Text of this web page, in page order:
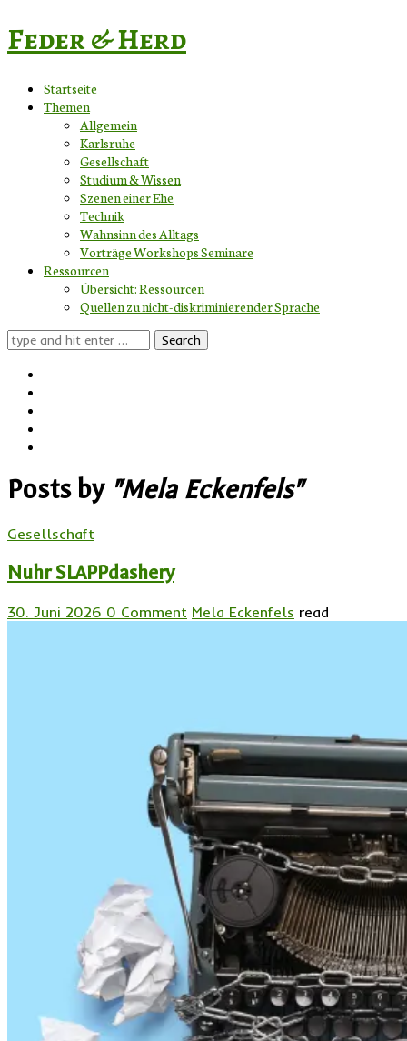
Feder & Herd
Startseite
Themen
Allgemein
Karlsruhe
Gesellschaft
Studium & Wissen
Szenen einer Ehe
Technik
Wahnsinn des Alltags
Vorträge Workshops Seminare
Ressourcen
Übersicht: Ressourcen
Quellen zu nicht-diskriminierender Sprache
Search
for:
Posts by "Mela Eckenfels"
Gesellschaft
Nuhr SLAPPdashery
30. Juni 2026 0 Comment Mela Eckenfels read